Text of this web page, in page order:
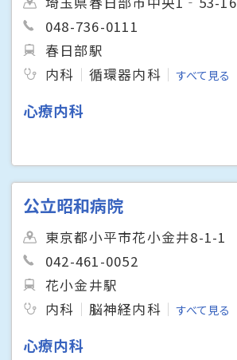
048-736-0111
春日部駅
内科
循環器内科 すべて見る
心療内科
公立昭和病院
東京都小平市花小金井8-1-1
042-461-0052
花小金井駅
内科
脳神経内科 すべて見る
心療内科